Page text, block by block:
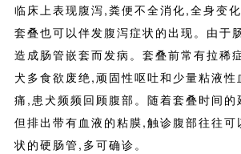
临床上表现腹泻,粪便不全消化,全身变
套叠也可以伴发腹泻症状的出现。由于
造成肠管嵌套而发病。套叠前常有拉稀
犬多食欲废绝,顽固性呕吐和少量粘液
痛,患犬频频回顾腹部。随着套叠时间
但排出带有血液的粘膜,触诊腹部往往可
状的硬肠管,多可确诊。